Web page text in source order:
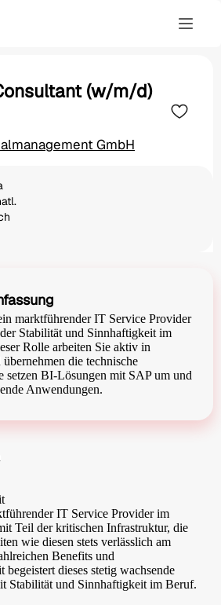
(w/m/d)
GmbH
marktführender IT Service Provider
Stabilität und Sinnhaftigkeit im
Rolle arbeiten Sie aktiv in
die technische
setzen BI-Lösungen mit SAP um und
Anwendungen.
IT Service Provider im
Teil der kritischen Infrastruktur, die
wie diesen stets verlässlich am
Benefits und
dieses stetig wachsende
Stabilität und Sinnhaftigkeit im Beruf.